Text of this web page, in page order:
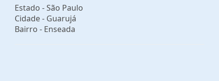
Estado -São Paulo
Cidade - Guarujá
Bairro - Enseada